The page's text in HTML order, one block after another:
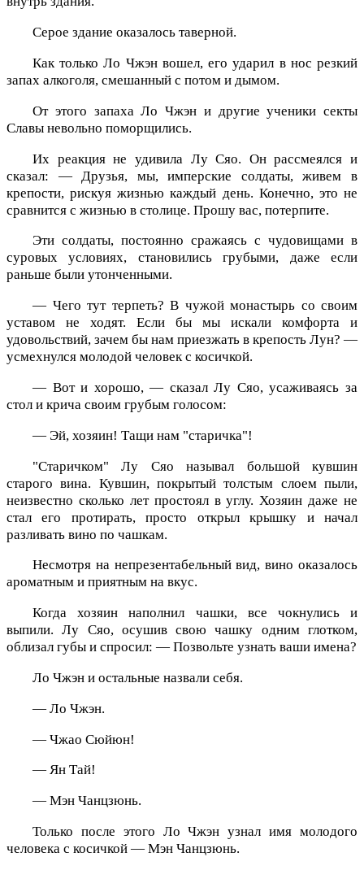
Серое здание оказалось таверной.
Как только Ло Чжэн вошел, его ударил в нос резкий
запах алкоголя, смешанный с потом и дымом.
От этого запаха Ло Чжэн и другие ученики секты
Славы невольно поморщились.
Их реакция не удивила Лу Сяо. Он рассмеялся и
сказал: — Друзья, мы, имперские солдаты, живем в
крепости, рискуя жизнью каждый день. Конечно, это не
сравнится с жизнью в столице. Прошу вас, потерпите.
Эти солдаты, постоянно сражаясь с чудовищами в
суровых условиях, становились грубыми, даже если
раньше были утонченными.
— Чего тут терпеть? В чужой монастырь со своим
уставом не ходят. Если бы мы искали комфорта и
удовольствий, зачем бы нам приезжать в крепость Лун? —
усмехнулся молодой человек с косичкой.
— Вот и хорошо, — сказал Лу Сяо, усаживаясь за
стол и крича своим грубым голосом:
— Эй, хозяин! Тащи нам "старичка"!
"Старичком" Лу Сяо называл большой кувшин
старого вина. Кувшин, покрытый толстым слоем пыли,
неизвестно сколько лет простоял в углу. Хозяин даже не
стал его протирать, просто открыл крышку и начал
разливать вино по чашкам.
Несмотря на непрезентабельный вид, вино оказалось
ароматным и приятным на вкус.
Когда хозяин наполнил чашки, все чокнулись и
выпили. Лу Сяо, осушив свою чашку одним глотком,
облизал губы и спросил: — Позвольте узнать ваши имена?
Ло Чжэн и остальные назвали себя.
— Ло Чжэн.
— Чжао Сюйюн!
— Ян Тай!
— Мэн Чанцзюнь.
Только после этого Ло Чжэн узнал имя молодого
человека с косичкой — Мэн Чанцзюнь.